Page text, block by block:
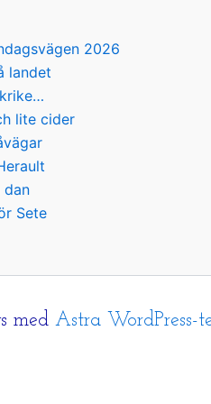
2026
landet
lite cider
dan
Sete
med Astra WordPress-